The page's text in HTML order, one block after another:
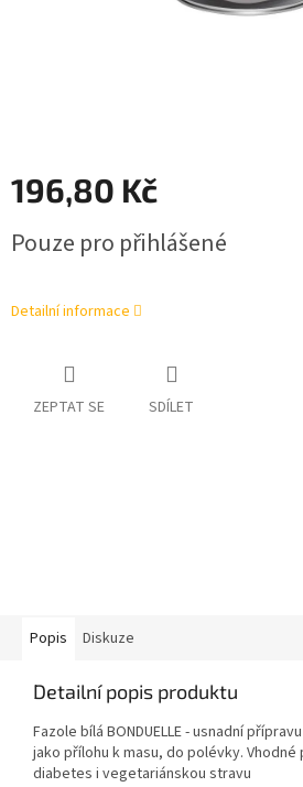
196,80 Kč
cena:
Pouze pro přihlášené
Detailní informace
ZEPTAT SE SDÍLET
Popis Diskuze
Detailní popis produktu
Fazole bílá BONDUELLE -usnadní
jako přílohu k masu, do polévky.
diabetes i vegetariánskou stravu